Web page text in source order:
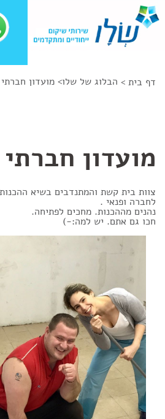
דף בית > הבלוג של שלו> מועדון
מועדון
צוות בית קשת והמתנדבים בשיא
לחברה ופנאי .
נהנים מההכנות. מחכים לפתיחה.
חכו גם אתם. יש למה:-)